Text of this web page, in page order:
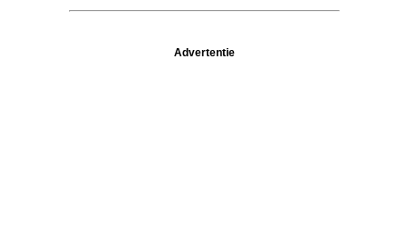
Advertentie